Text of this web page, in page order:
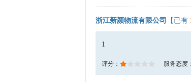
浙江新颜物流有限公司 【已有
1
评分： 服务态度：